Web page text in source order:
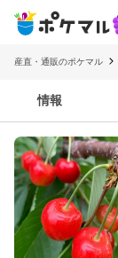
産直・通販のポケマル
情報